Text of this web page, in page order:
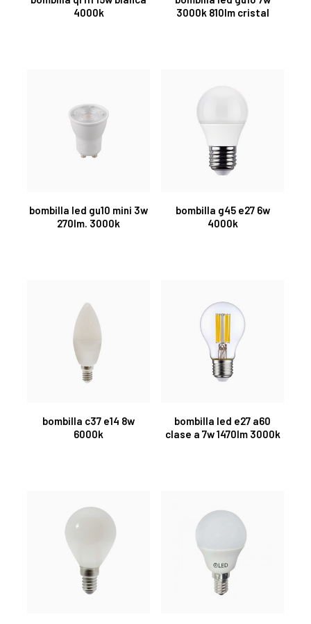
4000k
3000k 810lm cristal
bombilla led gu10 mini 3w
270lm. 3000k
bombilla g45 e27 6w
4000k
bombilla c37 e14 8w
6000k
bombilla led e27 a60
clase a 7w 1470lm 3000k